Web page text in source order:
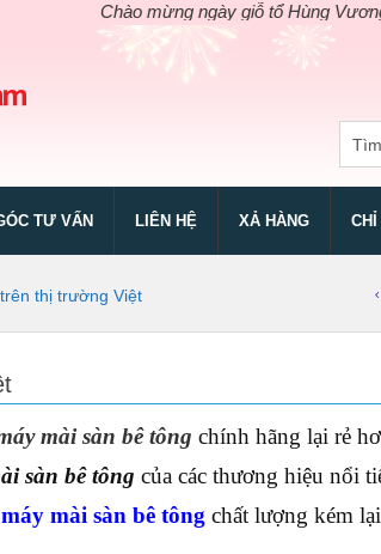
Chào mừng ngày giỗ tổ Hùng Vương. Xả
TƯ VẤN LIÊN HỆ XẢ HÀNG
thị trường Việt
mài sàn bê tông chính hãng lại rẻ
sàn bê tông của các thương hiệu nổi
máy mài sàn bê tông chất lượng kém